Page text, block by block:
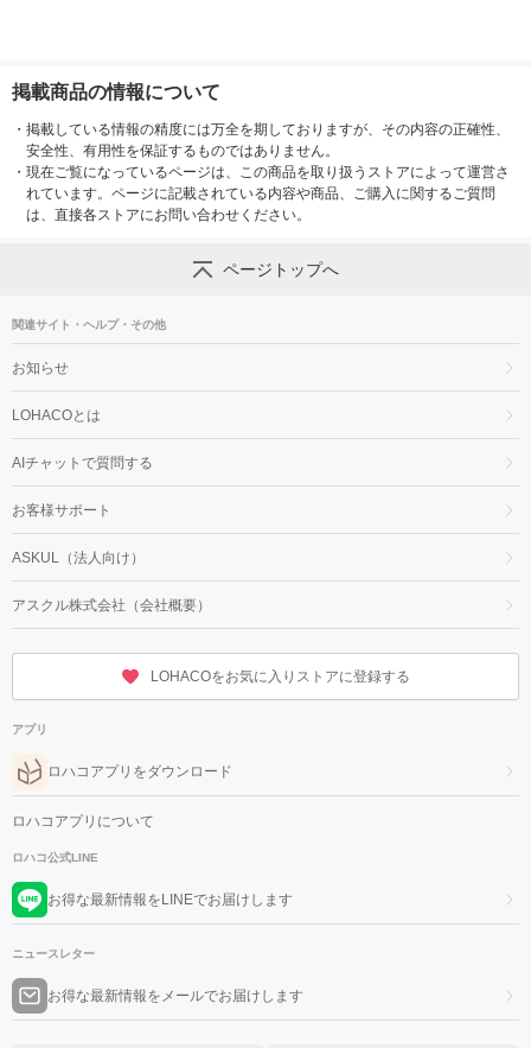
掲載商品の情報について
・ 掲載している情報の精度には万全を期しておりますが、その内容の正確性、
安全性、有用性を保証するものではありません。
・ 現在ご覧になっているページは、この商品を取り扱うストアによって運営さ
れています。ページに記載されている内容や商品、ご購入に関するご質問
は、直接各ストアにお問い合わせください。
ページトップへ
関連サイト・ヘルプ・その他
お知らせ
LOHACOとは
AIチャットで質問する
お客様サポート
ASKUL（法人向け）
アスクル株式会社（会社概要）
LOHACOをお気に入りストアに登録する
アプリ
ロハコアプリをダウンロード
ロハコアプリについて
ロハコ公式LINE
お得な最新情報をLINEでお届けします
ニュースレター
お得な最新情報をメールでお届けします